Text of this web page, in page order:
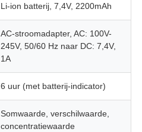
Li-ion batterij, 7,4V, 2200mAh
AC-stroomadapter, AC: 100V-
245V, 50/60 Hz naar DC: 7,4V,
1A
6 uur (met batterij-indicator)
Somwaarde, verschilwaarde,
concentratiewaarde